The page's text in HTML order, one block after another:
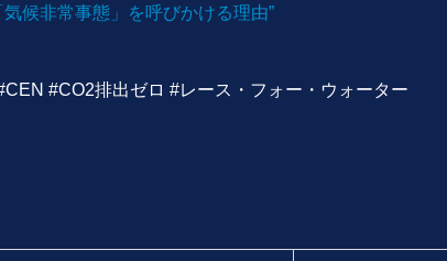
候非常事態」を呼びかける理由”
#CO2排出ゼロ #レース・フォー・ウォーター